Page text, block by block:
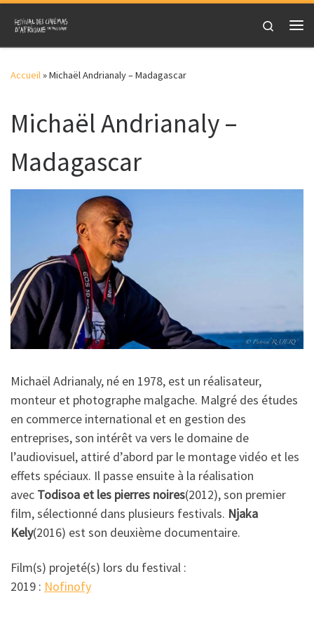
Skip to content
Search
Accueil»Michaël Andrianaly – Madagascar
Michaël Andrianaly –
Madagascar
Michaël Adrianaly, né en 1978, est un réalisateur,
monteur et photographe malgache. Malgré des études
en commerce international et en gestion des
entreprises, son intérêt va vers le domaine de
l’audiovisuel, attiré d’abord par le montage vidéo et les
effets spéciaux. Il passe ensuite à la réalisation
avec Todisoa et les pierres noires(2012), son premier
film, sélectionné dans plusieurs festivals. Njaka
Kely(2016) est son deuxième documentaire.
Film(s) projeté(s) lors du festival :
2019 : Nofinofy